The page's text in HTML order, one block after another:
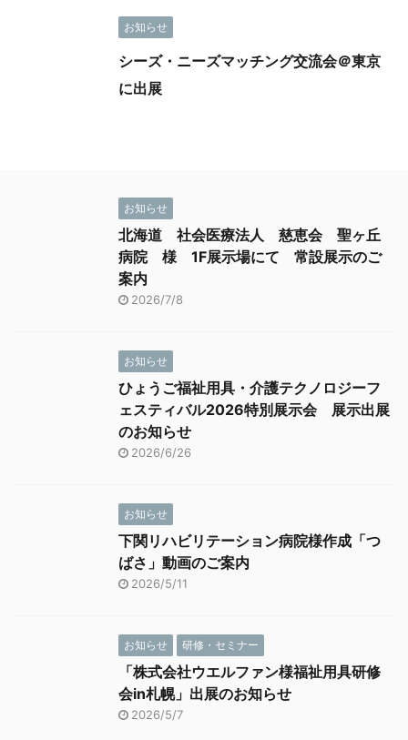
お知らせ
シーズ・ニーズマッチング交流会＠東京
に出展
お知らせ
北海道 社会医療法人 慈恵会 聖ヶ丘
病院 様 1F展示場にて 常設展示のご
案内
2026/7/8
お知らせ
ひょうご福祉用具・介護テクノロジーフ
ェスティバル2026特別展示会 展示出展
のお知らせ
2026/6/26
お知らせ
下関リハビリテーション病院様作成「つ
ばさ」動画のご案内
2026/5/11
お知らせ 研修・セミナー
「株式会社ウエルファン様福祉用具研修
会in札幌」出展のお知らせ
2026/5/7